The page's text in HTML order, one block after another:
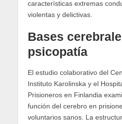
características extremas
violentas y delictivas.
Bases
psicopatía
El estudio colaborativo del
Instituto Karolinska y el
Prisioneros en Finlandia
función del cerebro en
voluntarios sanos. La